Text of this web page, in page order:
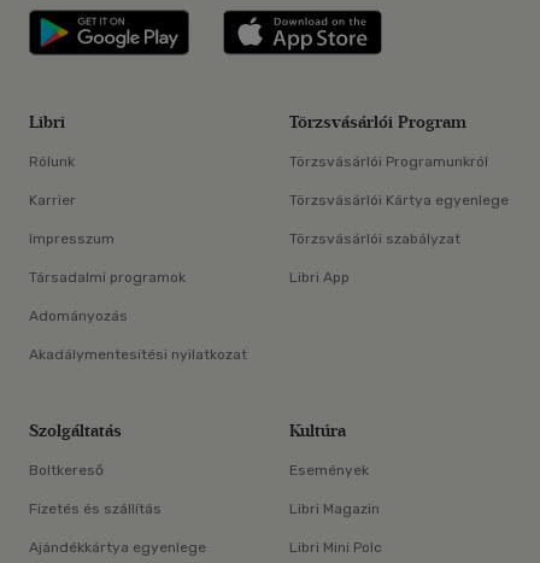
Libri applikáció Szerezd meg: Google
Libri
Rólunk
Karrier
Impresszum
Társadalmi programok
Adományozás
Akadálymentesítési nyilatkozat
Törzsvásárlói Program
Törzsvásárlói Programunkról
Törzsvásárlói Kártya egyenlege
Törzsvásárlói szabályzat
Libri App
Szolgáltatás
Boltkereső
Fizetés és szállítás
Ajándékkártya egyenlege
Kultúra
Események
Libri Magazin
Libri Mini Polc